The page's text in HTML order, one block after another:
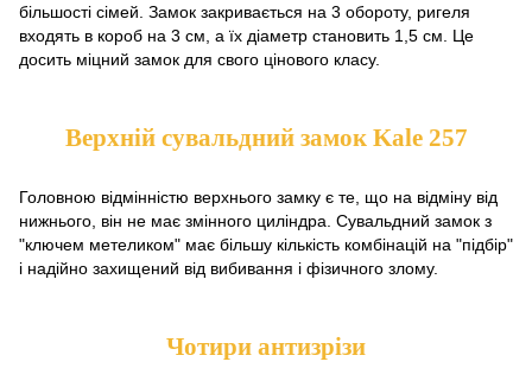
більшості сімей. Замок закривається на 3 обороту, ригеля
входять в короб на 3 см, а їх діаметр становить 1,5 см. Це
досить міцний замок для свого цінового класу.
Верхній сувальдний замок Kale 257
Головною відмінністю верхнього замку є те, що на відміну від
нижнього, він не має змінного циліндра. Сувальдний замок з
"ключем метеликом" має більшу кількість комбінацій на "підбір"
і надійно захищений від вибивання і фізичного злому.
Чотири антизрізи